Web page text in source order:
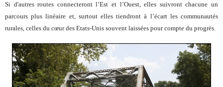
Si d'autres routes connecteront l’Est et l’Ouest, elles suivront chacune un
parcours plus linéaire et, surtout elles tiendront à l’écart les communautés
rurales, celles du cœur des Etats-Unis souvent laissées pour compte du progrès.